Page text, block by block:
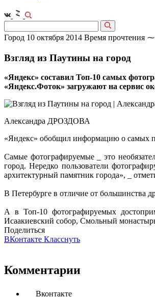
Город 10 октября 2014 Время прочтения
Взгляд из Паутины на город
«Яндекс» составил Топ-10 самых
«Яндекс.Фоток» загружают на сервис
Александра ДРОЗДОВА
«Яндекс» обобщил информацию о самых
Самые фотографируемые _ это
город. Нередко пользователи
архитектурный памятник города», _
В Петербурге в отличие от большинства
А в Топ-10 фотографируемых
Исаакиевский собор, Смольный
Поделиться
ВКонтакте Класснуть
Комментарии
Вконтакте